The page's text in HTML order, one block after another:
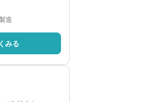
造
みる